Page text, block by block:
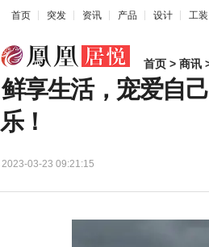
首页 突发 资讯 产品 设计 工装
首页 > 商讯
鲜享生活，宠爱自
乐！
2023-03-23 09:21:15